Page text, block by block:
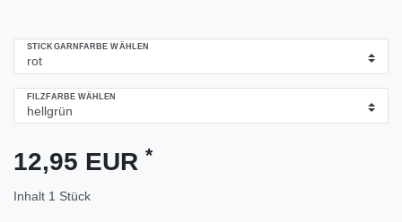
STICKGARNFARBE WÄHLEN
FILZFARBE WÄHLEN
12,95 EUR *
Inhalt 1 Stück